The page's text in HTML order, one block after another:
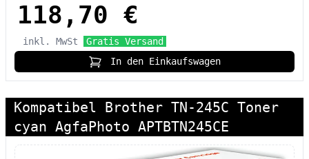
118,70 €
inkl. MwSt
Gratis Versand
In den Einkaufswagen
Kompatibel Brother TN-245C Toner
cyan AgfaPhoto APTBTN245CE